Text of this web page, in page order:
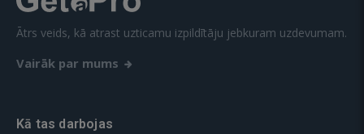
Ātrs veids, kā atrast uzticamu izpildītāju jebkuram uzdevumam.
Vairāk par mums
Kā tas darbojas